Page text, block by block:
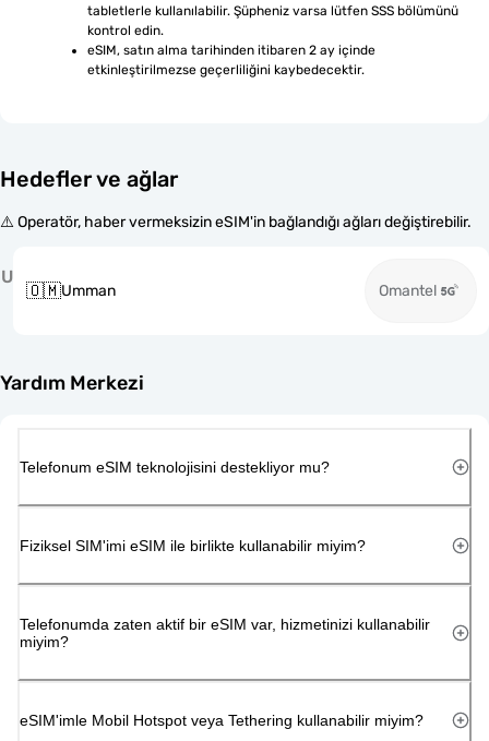
tabletlerle kullanılabilir. Şüpheniz varsa lütfen SSS bölümünü
kontrol edin.
eSIM, satın alma tarihinden itibaren 2 ay içinde
etkinleştirilmezse geçerliliğini kaybedecektir.
Hedefler ve ağlar
⚠️ Operatör, haber vermeksizin eSIM'in bağlandığı ağları değiştirebilir.
U
🇴🇲Umman Omantel
Yardım Merkezi
Telefonum eSIM teknolojisini destekliyor mu?
Fiziksel SIM'imi eSIM ile birlikte kullanabilir miyim?
Telefonumda zaten aktif bir eSIM var, hizmetinizi kullanabilir
miyim?
eSIM'imle Mobil Hotspot veya Tethering kullanabilir miyim?